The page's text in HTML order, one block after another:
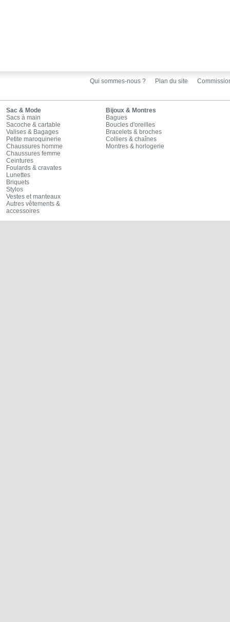
Qui sommes-nous ? Plan du site
Sac & Mode
Sacs à main
Sacoche & cartable
Valises & Bagages
Petite maroquinerie
Chaussures homme
Chaussures femme
Ceintures
Foulards & cravates
Lunettes
Briquets
Stylos
Vestes et manteaux
Autres vêtements &
accessoires
Bijoux & Montres
Bagues
Boucles d'oreilles
Bracelets & broches
Colliers & chaînes
Montres & horlogerie